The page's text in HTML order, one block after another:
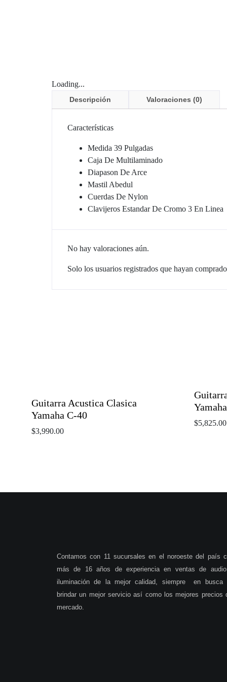
Loading...
Descripción Valoraciones (0)
Características
Medida 39 Pulgadas
Caja De Multilaminado
Diapason De Arce
Mastil Abedul
Cuerdas De Nylon
Clavijeros Estandar De Cromo 3 En Linea
No hay valoraciones aún.
Solo los usuarios registrados que hayan
Guitarra Acustica Clasica
Yamaha C-40
$3,990.00
$5,825.00
Contamos con 11 sucursales en el noroeste del país
más de 16 años de experiencia en ventas de
iluminación de la mejor calidad, siempre en busca
brindar un mejor servicio así como los mejores precios
mercado.